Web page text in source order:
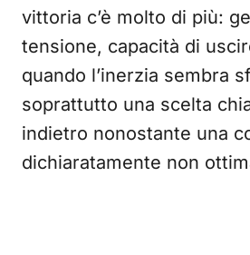
vittoria c’è molto di più:
tensione, capacità di
quando l’inerzia sembra
soprattutto una scelta
indietro nonostante una
dichiaratamente non